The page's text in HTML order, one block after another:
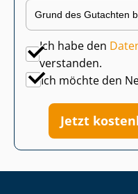
Ich habe den
verstanden.
Ich möchte den
Jetzt